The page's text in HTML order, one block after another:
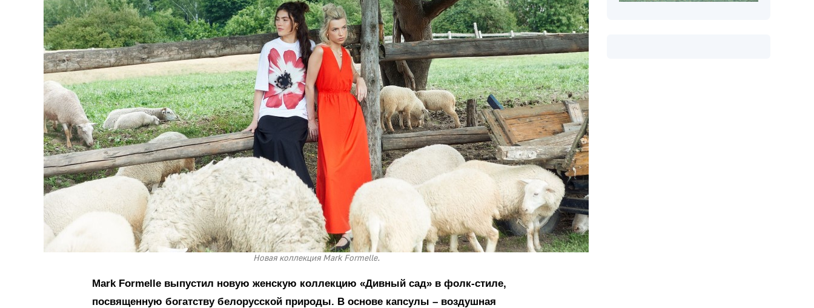
Новая коллекция Mark Formelle.
Mark Formelle выпустил новую женскую коллекцию «Дивный сад» в фолк-стиле,
посвященную богатству белорусской природы. В основе капсулы – воздушная